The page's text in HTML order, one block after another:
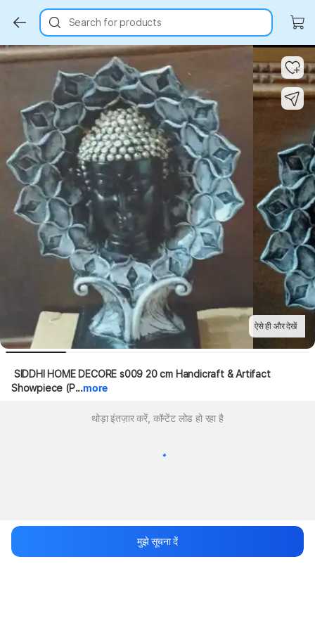
Search for products
Key Highlights Key Highlights
ऐसे ही और देखें
Showpiece (P...more
थोड़ा इंतज़ार करें, कॉन्टेंट लोड हो रहा है
मुझे सूचना दें